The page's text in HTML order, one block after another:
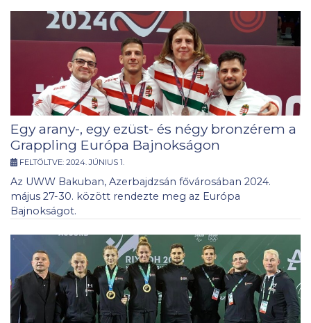
Egy arany-, egy ezüst- és négy bronzérem a
Grappling Európa Bajnokságon
FELTÖLTVE: 2024. JÚNIUS 1.
Az UWW Bakuban, Azerbajdzsán fővárosában 2024.
május 27-30. között rendezte meg az Európa
Bajnokságot.